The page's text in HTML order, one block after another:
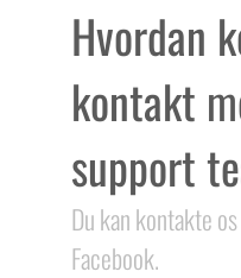
Hvordan
kontakt
support
Du kan kontakte
Facebook.